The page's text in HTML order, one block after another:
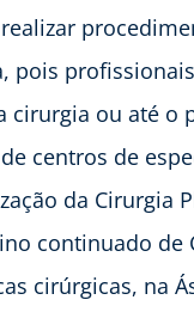
pois
cirurgia ou até o
centros de
da Cirurgia
continuado
cirúrgicas, na